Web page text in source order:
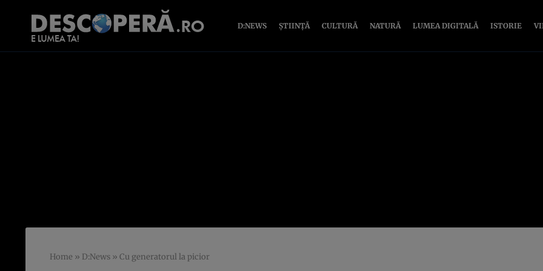
D:NEWS ȘTIINȚĂ CULTURĂ NATURĂ LUMEA DIGITALĂ ISTORIE
Home » D:News » Cu generatorul la picior